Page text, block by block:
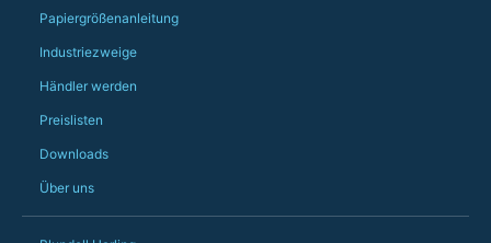
Papiergrößenanleitung
Industriezweige
Händler werden
Preislisten
Downloads
Über uns